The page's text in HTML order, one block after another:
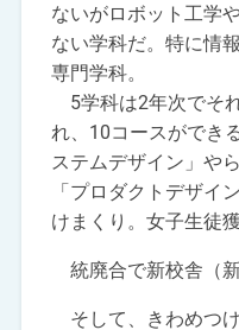
ないがロボット工学
ない学科だ。特に情
専門学科。
5学科は2年次でそ
れ、10コースができ
ステムデザイン」や
「プロダクトデザイ
けまくり。女子生徒
統廃合で新校舎（
そして、きわめつ